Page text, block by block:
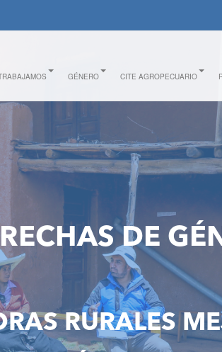
GÉNERO CITE AGROPECUARIO
DE
RURALES